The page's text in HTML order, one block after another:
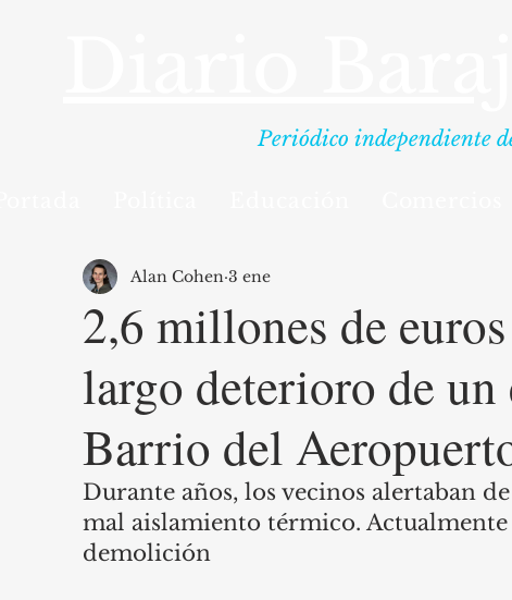
Periódico independiente
2,6 millones de
largo deterioro de
Barrio del
Alan Cohen 3 ene
Durante años, los vecinos alertaban
mal aislamiento térmico. Actualmente
demolición